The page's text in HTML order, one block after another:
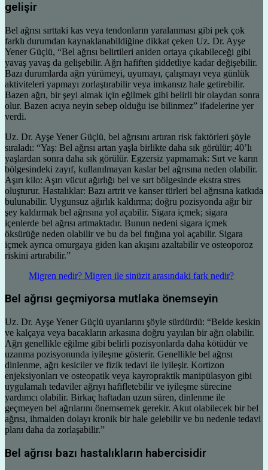
gelişir
Bel ağrısı sırttaki kas veya tendonların yaralanması gibi pek çok
farklı durumdan kaynaklanabildiğine dikkat çeken Uz. Dr. Ayşe
Yener Güçlü, “Bel ağrısı belirtileri aniden ortaya çıkabileceği gibi
yavaş yavaş da gelişebilir. Ağrı hafiften şiddetliye kadar değişebilir.
Bazı durumlarda ağrı yürümeyi, uyumayı, çalışmayı veya günlük
aktiviteleri yapmayı zorlaştırabilir veya imkansız hale getirebilir.
Bazen ağrı, bir şeyi almak için eğilmek gibi belirli bir olaydan sonra
olur. Bazen acıya neyin sebep olduğu ise bilinmez” ifadelerine yer
verdi.
Uz. Dr. Ayşe Yener Güçlü, bel ağrısını artıran risk faktörleri şöyle
sıraladı: “Yaş: Bel ağrısı artan yaşla birlikte daha sık görülür; 40’lı
yaşlardan sonra daha sık görülür. Egzersiz yapmamak: Sırt ve karın
bölgesindeki zayıf, kullanılmayan kaslar bel ağrısına neden olabilir.
Aşırı kilo: Aşırı vücut ağırlığı bel ve sırt bölgesinde ekstra stres
oluşturur. Hastalıklar: Bazı artrit ve kanser türleri bel ağrısına katkıda
bulunabilir. Uygunsuz ağırlık kaldırma; doğru pozisyonda ağır bir
şey kaldırmak bel ağrısına yol açabilir. Sigara içmek; sigara
içenlerde bel ağrısı artmaktadır. Bunun nedeni sigara içmek
öksürüğe neden olabilir ve bu da bel fıtığına yol açabilir. Sigara
içmek ayrıca omurgaya giden kan akışını azaltabilir ve osteoporoz
riskini artırabilir.”
Migren nedir? Migren ile sinüzit arasındaki fark nedir?
Bel ağrısı geçmiyorsa mutlaka önemseyin
Uz. Dr. Ayşe Yener Güçlü uyarılarını şöyle sürdürdü: “Belde keskin
ve kalçaya veya bacakların arkasına doğru yayılan bir ağrı olabilir.
Ağrı genellikle eğilme gibi belirli pozisyonlarda daha kötüdür ve
uzanma pozisyonunda iyileşme gösterir. Genellikle bel ağrısı
dinlenme, ağrı kesiciler ve fizik tedavi ile iyileşir. Kortizon
enjeksiyonları ve osteopatik veya kayropraktik manipülasyon gibi
uygulamalı tedaviler ağrıyı hafifletebilir ve iyileşme sürecine
yardımcı olabilir. Birkaç haftadan uzun süren, dinlenme ile
geçmeyen bel ağrılarını önemsemek gerekir. Akut olabilecek bir bel
ağrısı, ihmalden dolayı kronik bir hale gelebilir ve bu nedenle tedavi
planı daha da zorlaşabilir.”
Bel ağrısı bazı hastalıkların habercisidir